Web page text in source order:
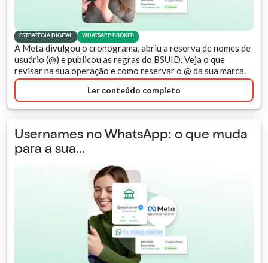
ESTRATÉGIA DIGITAL WHATSAPP BROKER
A Meta divulgou o cronograma, abriu a reserva de nomes de
usuário (@) e publicou as regras do BSUID. Veja o que
revisar na sua operação e como reservar o @ da sua marca.
Ler conteúdo completo
Usernames no WhatsApp: o que muda
para a sua...